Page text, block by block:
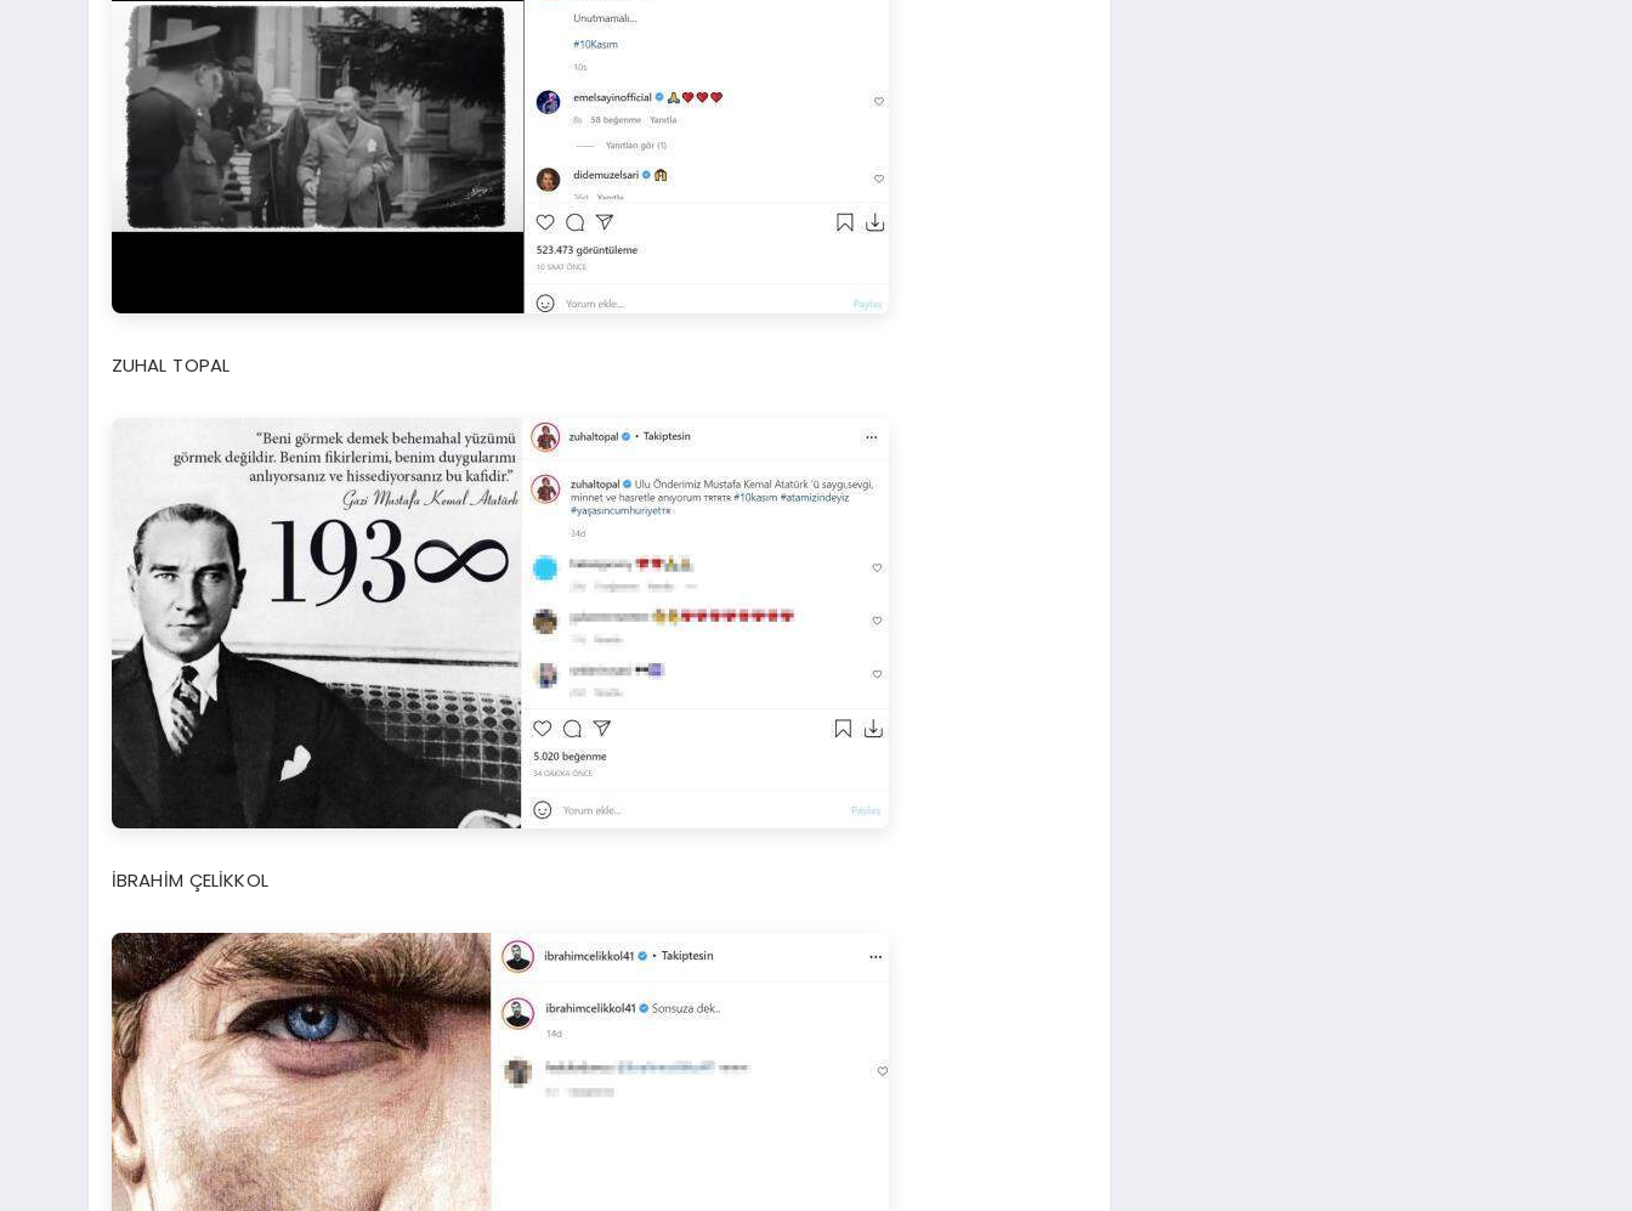
ZUHAL TOPAL
İBRAHİM ÇELİKKOL